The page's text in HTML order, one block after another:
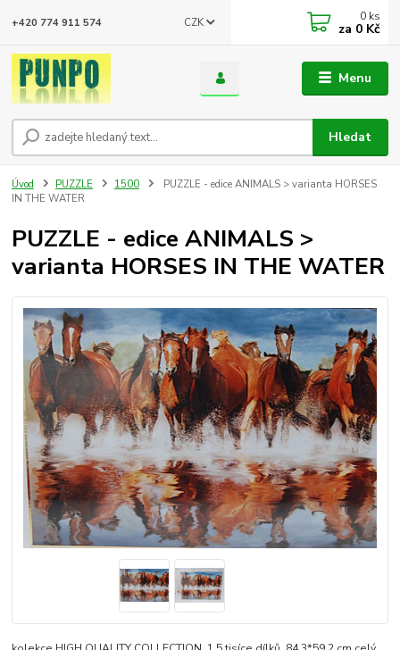
Menu
CZK
Hledat
+420 774 911 574 0 ks
za 0 Kč
Úvod PUZZLE 1500
PUZZLE - edice ANIMALS > varianta HORSES
IN THE WATER
PUZZLE - edice ANIMALS >
varianta HORSES IN THE WATER